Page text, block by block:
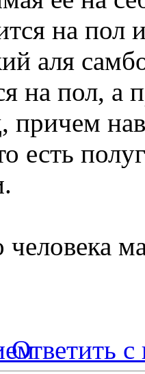
на пол
аля
на пол, а
причем
есть
Ответить с